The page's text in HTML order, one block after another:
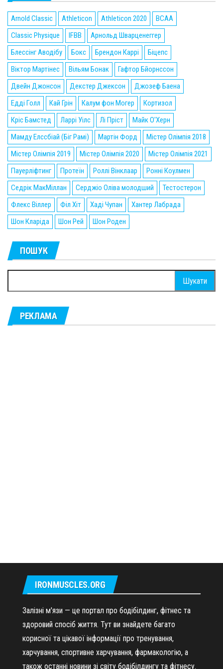
Arnold Classic Athleticon Athleticon 2020
BCAA
Classic Physique
IFBB
Арнольд Шварценеггер
Блессінг Аводібу
Бокс Брендон Каррі
Біцепс
Віктор Мартінес
Вільям Бонак
Гафтор Бйорнссон
Двейн Джонсон
Декстер Джексон
Джозеф Баена
Едді Голл
Кай Грін Калум фон Могер
Кортизол
Кріс Бамстед
Ларрі Уілс Лі Пріст
Майк О'Херн
Мамду Елссбіай (Біг Рамі)
Мартін Форд
Містер Олімпія 2018
Містер Олімпія 2019
Містер Олімпія 2020
Містер Олімпія 2021
Пауерліфтинг
Протеїн Роллі Вінклаар
Ронні Коулмен
Седрік МакМіллан
Серджіо Оліва молодший
Тестостерон
Флекс Віллер
Філ Хіт Хаді Чупан
Хантер Лабрада
Шон Кларіда
Шон Рей Шон Роден
ПОШУК
РЕКЛАМА
IRONMUSCLES.ORG
Залізні м'язи — це портал про бодібілдинг, фітнес та
здоровий спосіб життя. Тут ви знайдете багато
корисної та цікавої інформації про тренування,
харчування, спортивне харчування, фармакологію, а
також останні новини зі світу бодібілдингу та фітнесу.